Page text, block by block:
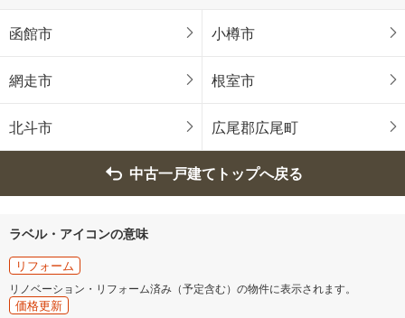
函館市 小樽市
網走市 根室市
北斗市 広尾郡広尾町
中古一戸建てトップへ戻る
ラベル・アイコンの意味
リフォーム
リノベーション・リフォーム済み（予定含む）の物件に表示されます。
価格更新